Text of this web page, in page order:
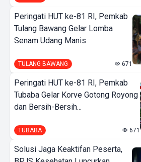
Peringati HUT ke-81 RI, Pemkab
Tulang Bawang Gelar Lomba
Senam Udang Manis
TULANG BAWANG 671
Peringati HUT ke-81 RI, Pemkab
Tubaba Gelar Korve Gotong Royong
dan Bersih-Bersih...
TUBABA 671
Solusi Jaga Keaktifan Peserta,